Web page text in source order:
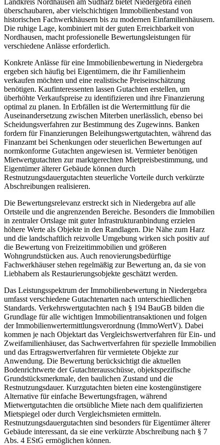
überschaubaren, aber vielschichtigen Immobilienbestand von
historischen Fachwerkhäusern bis zu modernen Einfamilienhäusern.
Die ruhige Lage, kombiniert mit der guten Erreichbarkeit von
Nordhausen, macht professionelle Bewertungsleistungen für
verschiedene Anlässe erforderlich.
Konkrete Anlässe für eine Immobilienbewertung in Niedergebra
ergeben sich häufig bei Eigentümern, die ihr Familienheim
verkaufen möchten und eine realistische Preiseinschätzung
benötigen. Kaufinteressenten lassen Gutachten erstellen, um
überhöhte Verkaufspreise zu identifizieren und ihre Finanzierung
optimal zu planen. In Erbfällen ist die Wertermittlung für die
Auseinandersetzung zwischen Miterben unerlässlich, ebenso bei
Scheidungsverfahren zur Bestimmung des Zugewinns. Banken
fordern für Finanzierungen Beleihungswertgutachten, während das
Finanzamt bei Schenkungen oder steuerlichen Bewertungen auf
normkonforme Gutachten angewiesen ist. Vermieter benötigen
Mietwertgutachten zur marktgerechten Mietpreisbestimmung, und
Eigentümer älterer Gebäude können durch
Restnutzungsdauergutachten steuerliche Vorteile durch verkürzte
Abschreibungen realisieren.
Die Bewertungsrelevanz erstreckt sich in Niedergebra auf alle
Ortsteile und die angrenzenden Bereiche. Besonders die Immobilien
in zentraler Ortslage mit guter Infrastrukturanbindung erzielen
höhere Werte als Objekte in den Randlagen. Die Nähe zum Harz
und die landschaftlich reizvolle Umgebung wirken sich positiv auf
die Bewertung von Freizeitimmobilien und größeren
Wohngrundstücken aus. Auch renovierungsbedürftige
Fachwerkhäuser stehen regelmäßig zur Bewertung an, da sie von
Liebhabern als Restaurierungsobjekte geschätzt werden.
Das Leistungsspektrum der Immobilienbewertung in Niedergebra
umfasst verschiedene Gutachtenarten nach unterschiedlichen
Standards. Verkehrswertgutachten nach § 194 BauGB bilden die
Grundlage für alle wichtigen Immobilientransaktionen und folgen
der Immobilienwertermittlungsverordnung (ImmoWertV). Dabei
kommen je nach Objektart das Vergleichswertverfahren für Ein- und
Zweifamilienhäuser, das Sachwertverfahren für spezielle Immobilien
und das Ertragswertverfahren für vermietete Objekte zur
Anwendung. Die Bewertung berücksichtigt die aktuellen
Bodenrichtwerte der Gutachterausschüsse, objektspezifische
Grundstücksmerkmale, den baulichen Zustand und die
Restnutzungsdauer. Kurzgutachten bieten eine kostengünstigere
Alternative für einfache Bewertungsfragen, während
Mietwertgutachten die ortsübliche Miete nach dem qualifizierten
Mietspiegel oder durch Vergleichsmieten ermitteln.
Restnutzungsdauergutachten sind besonders für Eigentümer älterer
Gebäude interessant, da sie eine verkürzte Abschreibung nach § 7
Abs. 4 EStG ermöglichen können.